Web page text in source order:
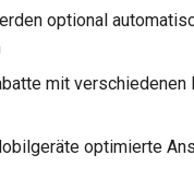
optional
mit verschiedenen
optimierte